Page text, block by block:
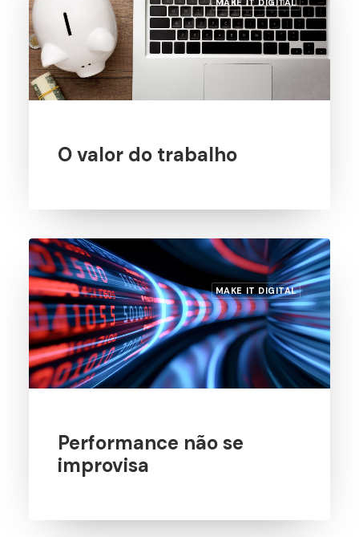
MAKE IT DIGITAL
O valor do trabalho
MAKE IT DIGITAL
Performance não se
improvisa